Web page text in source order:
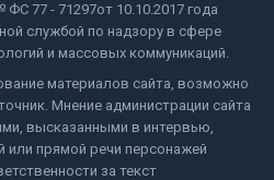
77 - 71297от 10.10.2017 года
службой по надзору в сфере
и массовых коммуникаций.
материалов сайта, возможно
Мнение администрации сайта
высказанными в интервью,
или прямой речи персонажей
за текст